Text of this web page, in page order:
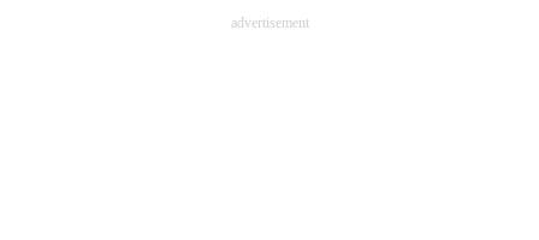
advertisement